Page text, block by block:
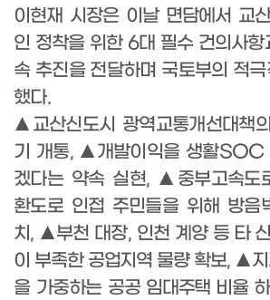
이 현재 시장은 이날 면담에서 교
인 정착을 위한 6대 필수 건의 사항
속 추진을 전달하며 국토부의 적
했다.
▲ 교산신도시 광역교통개선대책
기 개통, ▲개발이익을 생활SOC
겠다는 약속 실현, ▲ 중부고속도
환도로 인접 주민들을 위해 방음
치 , ▲부천 대장, 인천 계양 등 타
이 부족한 공업지역 물량 확보, ▲
을 가중하는 공공 임대주택 비율